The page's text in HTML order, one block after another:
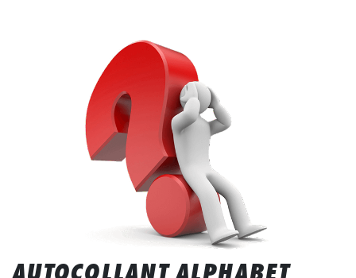
AUTOCOLLANT ALPHABET